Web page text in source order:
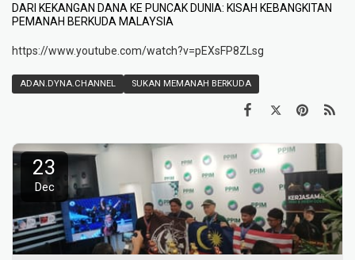
DARI KEKANGAN DANA KE PUNCAK DUNIA: KISAH KEBANGKITAN
PEMANAH BERKUDA MALAYSIA
https://www.youtube.com/watch?v=pEXsFP8ZLsg
ADAN.DYNA.CHANNEL SUKAN MEMANAH BERKUDA
23
Dec